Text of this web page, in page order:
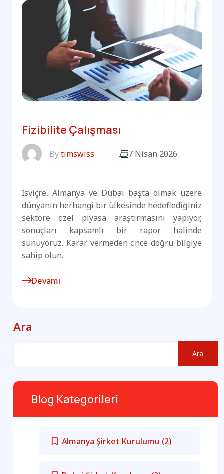
Fizibilite Çalışması
Bytimswiss 7 Nisan 2026
İsviçre, Almanya ve Dubai başta olmak üzere
dünyanın herhangi bir ülkesinde hedeflediğiniz
sektöre özel piyasa araştırmasını yapıyor,
sonuçları kapsamlı bir rapor halinde
sunuyoruz. Karar vermeden önce doğru bilgiye
sahip olun.
Devamı
Ara
Ara
Blog Kategorileri
Almanya Şirket Kurulumu (2)